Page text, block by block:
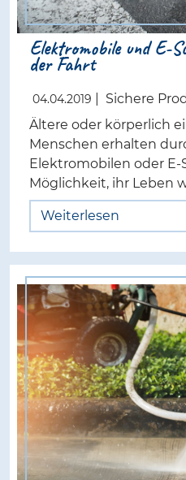
Elektromobile und E-
der Fahrt
04.04.2019
Sichere
Ältere oder körperlich
Menschen erhalten
Elektromobilen oder E-
Möglichkeit, ihr Leben
Weiterlesen